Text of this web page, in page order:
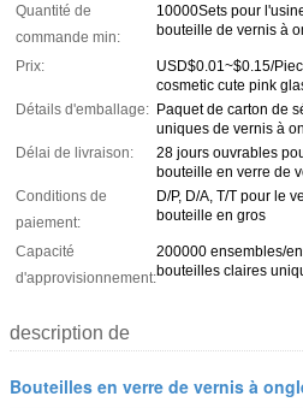
Quantité de
commande min:
10000Sets pour
bouteille de vernis à
Prix:
USD$0.01~$0.15/
cosmetic cute pink
Détails d'emballage: Paquet de carton de
uniques de vernis à
Délai de livraison:
28 jours ouvrables
bouteille en verre de
Conditions de
paiement:
D/P, D/A, T/T pour le
bouteille en gros
Capacité
d'approvisionnement:
200000 ensembles/
bouteilles claires
description de
Bouteilles en verre de vernis à